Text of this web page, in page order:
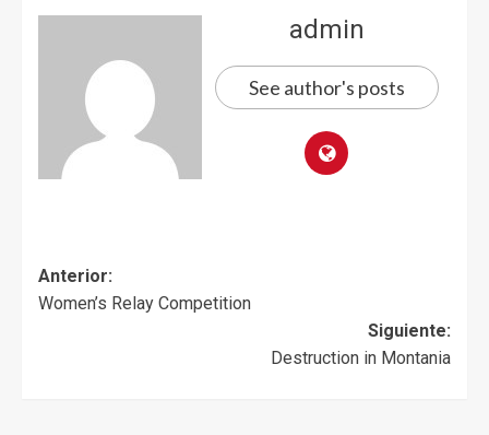
admin
See author's posts
Anterior:
Women’s Relay Competition
Siguiente:
Destruction in Montania